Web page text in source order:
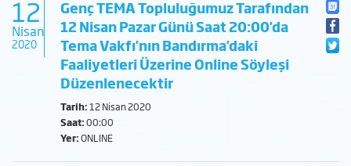
12
Nisan
2020
Genç TEMA Topluluğumuz Tarafından
12 Nisan Pazar Günü Saat 20:00'da
Tema Vakfı'nın Bandırma'daki
Faaliyetleri Üzerine Online Söyleşi
Düzenlenecektir
Tarih:12 Nisan 2020
Saat:00:00
Yer:ONLINE